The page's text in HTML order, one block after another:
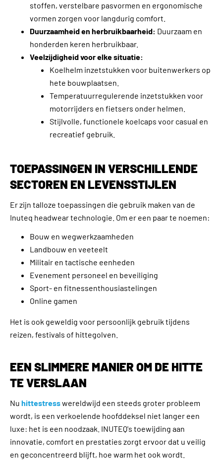
stoffen, verstelbare pasvormen en ergonomische
vormen zorgen voor langdurig comfort.
Duurzaamheid en herbruikbaarheid: Duurzaam en
honderden keren herbruikbaar.
Veelzijdigheid voor elke situatie:
Koelhelm inzetstukken voor buitenwerkers op
hete bouwplaatsen.
Temperatuurregulerende inzetstukken voor
motorrijders en fietsers onder helmen.
Stijlvolle, functionele koelcaps voor casual en
recreatief gebruik.
TOEPASSINGEN IN VERSCHILLENDE
SECTOREN EN LEVENSSTIJLEN
Er zijn talloze toepassingen die gebruik maken van de
Inuteq headwear technologie. Om er een paar te noemen:
Bouw en wegwerkzaamheden
Landbouw en veeteelt
Militair en tactische eenheden
Evenement personeel en beveiliging
Sport- en fitnessenthousiastelingen
Online gamen
Het is ook geweldig voor persoonlijk gebruik tijdens
reizen, festivals of hittegolven.
EEN SLIMMERE MANIER OM DE HITTE
TE VERSLAAN
Nu hittestresswereldwijd een steeds groter probleem
wordt, is een verkoelende hoofddeksel niet langer een
luxe: het is een noodzaak. INUTEQ's toewijding aan
innovatie, comfort en prestaties zorgt ervoor dat u veilig
en geconcentreerd blijft, hoe warm het ook wordt.